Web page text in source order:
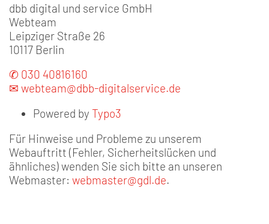
dbb digital und service GmbH
Webteam
Leipziger Straße 26
10117 Berlin
✆ 030 40816160
✉ webteam@dbb-digitalservice.de
Powered by Typo3
Für Hinweise und Probleme zu unserem
Webauftritt (Fehler, Sicherheitslücken und
ähnliches) wenden Sie sich bitte an unseren
Webmaster: webmaster@gdl.de.